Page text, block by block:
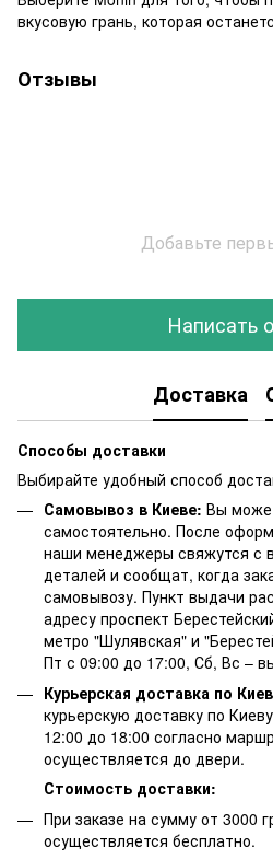
вкусовую грань, которая
Отзывы
Добавьте
Написать
Доставка
Способы доставки
Выбирайте удобный способ
Самовывоз в Киеве: Вы
самостоятельно. После
наши менеджеры свяжутся с
деталей и сообщат, когда
самовывозу. Пункт выдачи
адресу проспект
метро "Шулявская" и
Пт с 09:00 до 17:00, Сб, Вс –
Курьерская доставка по
курьерскую доставку по
12:00 до 18:00 согласно
осуществляется до двери.
Стоимость доставки:
При заказе на сумму от 3000
осуществляется бесплатно.